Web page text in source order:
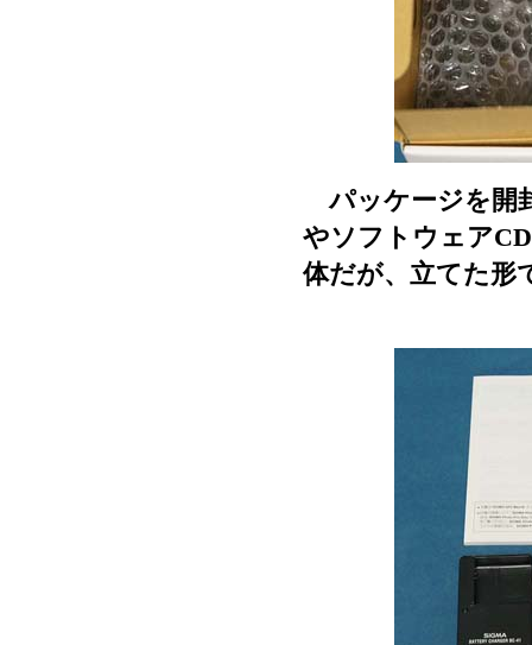
パッケージを開
やソフトウェア
体だが、立てた形